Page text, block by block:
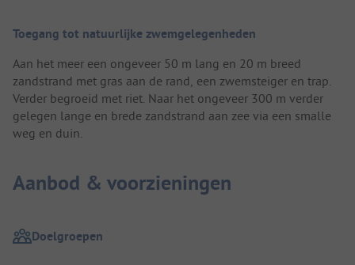
Toegang tot natuurlijke zwemgelegenheden
Aan het meer een ongeveer 50 m lang en 20 m breed
zandstrand met gras aan de rand, een zwemsteiger en trap.
Verder begroeid met riet. Naar het ongeveer 300 m verder
gelegen lange en brede zandstrand aan zee via een smalle
weg en duin.
Aanbod & voorzieningen
Doelgroepen